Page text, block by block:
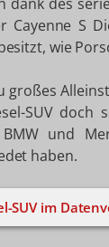
dank des
Cayenne S
wie
großes
SUV doch
und
haben.
SUV im